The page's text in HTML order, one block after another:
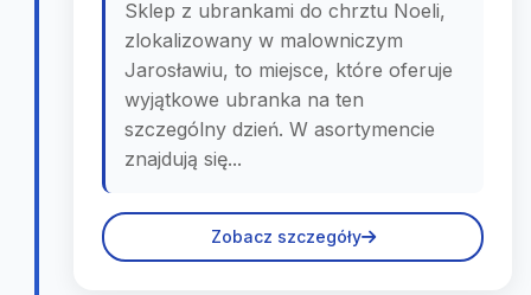
Sklep z ubrankami do chrztu Noeli,
zlokalizowany w malowniczym
Jarosławiu, to miejsce, które oferuje
wyjątkowe ubranka na ten
szczególny dzień. W asortymencie
znajdują się...
Zobacz szczegóły